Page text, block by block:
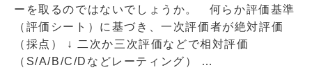
ーを取るのではないでしょうか。 何らか評価基準
（評価シート）に基づき、一次評価者が絶対評価
（採点） ↓ 二次か三次評価などで相対評価
（S/A/B/C/Dなどレーティング） …